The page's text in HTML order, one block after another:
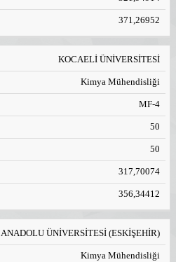
371,26952
KOCAELİ ÜNİVERSİTESİ
Kimya Mühendisliği
MF-4
50
50
317,70074
356,34412
ANADOLU ÜNİVERSİTESİ (ESKİŞEHİR)
Kimya Mühendisliği